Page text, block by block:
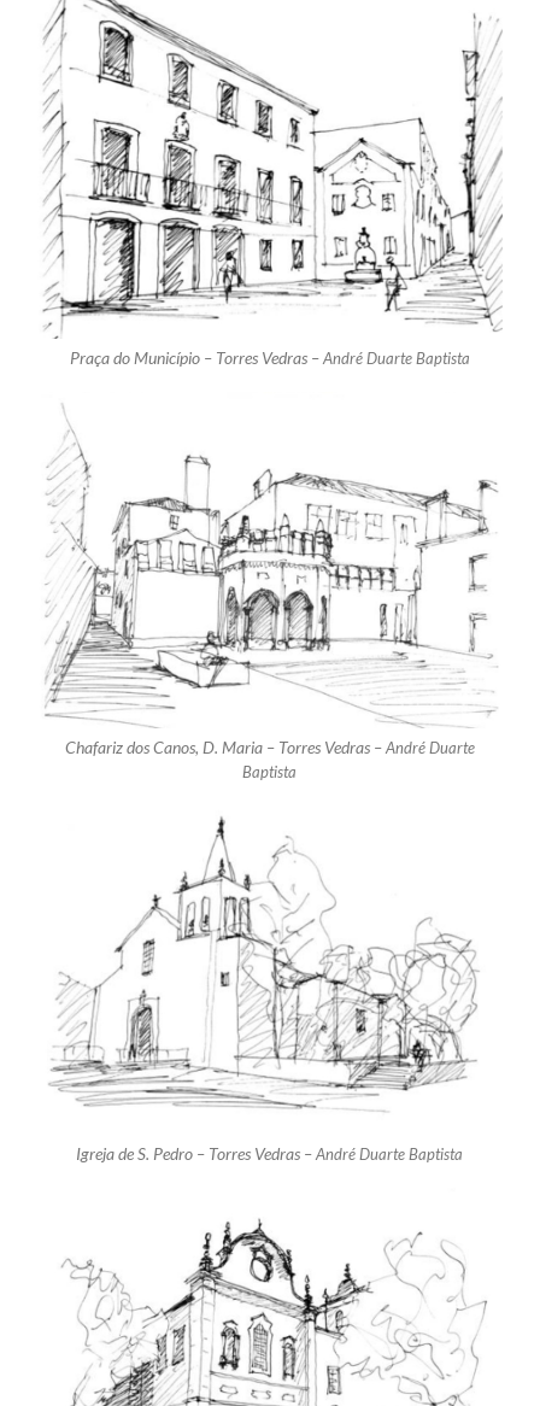
Praça do Município – Torres Vedras –André Duarte Baptista
Chafariz dos Canos, D. Maria – Torres Vedras –André Duarte
Baptista
Igreja de S. Pedro – Torres Vedras –André Duarte Baptista